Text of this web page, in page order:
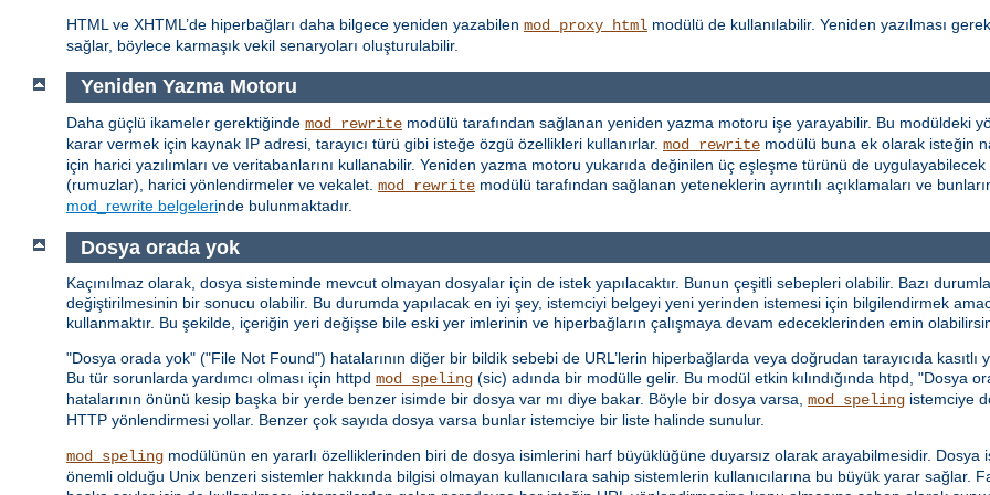
HTML ve XHTML’de hiperbağları daha bilgece yeniden yazabilen mod_proxy_html modülü de kullanılabilir. Yeniden yazılması
sağlar, böylece karmaşık vekil senaryoları oluşturulabilir.
Yeniden Yazma Motoru
Daha güçlü ikameler gerektiğinde mod_rewrite modülü tarafından sağlanan yeniden yazma motoru işe yarayabilir. Bu modüldeki
karar vermek için kaynak IP adresi, tarayıcı türü gibi isteğe özgü özellikleri kullanırlar. mod_rewrite modülü buna ek olarak isteğin
için harici yazılımları ve veritabanlarını kullanabilir. Yeniden yazma motoru yukarıda değinilen üç eşleşme türünü de
(rumuzlar), harici yönlendirmeler ve vekalet. mod_rewrite modülü tarafından sağlanan yeteneklerin ayrıntılı açıklamaları ve
mod_rewrite belgelerinde bulunmaktadır.
Dosya orada yok
Kaçınılmaz olarak, dosya sisteminde mevcut olmayan dosyalar için de istek yapılacaktır. Bunun çeşitli sebepleri olabilir. Bazı
değiştirilmesinin bir sonucu olabilir. Bu durumda yapılacak en iyi şey, istemciyi belgeyi yeni yerinden istemesi için bilgilendirmek
kullanmaktır. Bu şekilde, içeriğin yeri değişse bile eski yer imlerinin ve hiperbağların çalışmaya devam edeceklerinden emin
"Dosya orada yok" ("File Not Found") hatalarının diğer bir bildik sebebi de URL’lerin hiperbağlarda veya doğrudan tarayıcıda kasıtlı
Bu tür sorunlarda yardımcı olması için httpd mod_speling (sic) adında bir modülle gelir. Bu modül etkin kılındığında htpd, "Dosya
hatalarının önünü kesip başka bir yerde benzer isimde bir dosya var mı diye bakar. Böyle bir dosya varsa, mod_speling istemciye
HTTP yönlendirmesi yollar. Benzer çok sayıda dosya varsa bunlar istemciye bir liste halinde sunulur.
mod_speling modülünün en yararlı özelliklerinden biri de dosya isimlerini harf büyüklüğüne duyarsız olarak arayabilmesidir.
önemli olduğu Unix benzeri sistemler hakkında bilgisi olmayan kullanıcılara sahip sistemlerin kullanıcılarına bu büyük yarar sağlar.